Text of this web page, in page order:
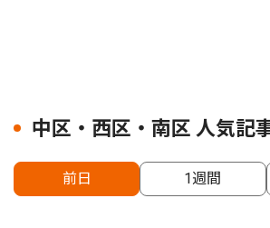
中区・西区・南区 人気記
前日 1週間